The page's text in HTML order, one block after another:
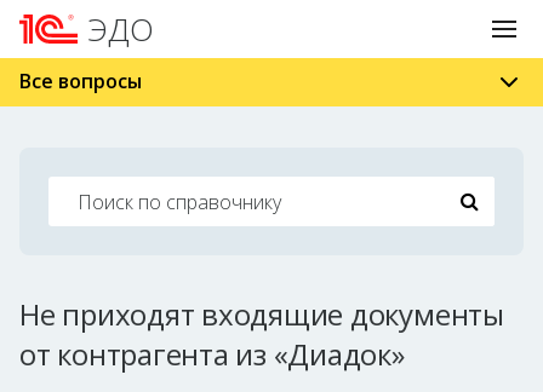
ЭДО
Все вопросы
Не приходят входящие документы
от контрагента из «Диадок»